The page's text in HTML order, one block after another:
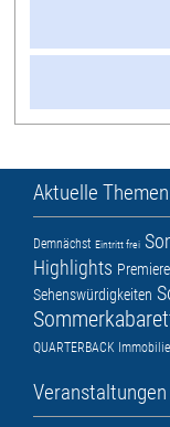
Aktuelle Themen
Demnächst Eintritt frei
Highlights
Sehenswürdigkeiten
QUARTERBACK
Veranstaltungen